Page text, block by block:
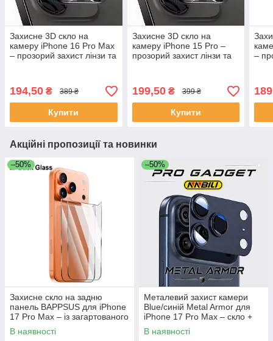
Захисне 3D скло на
камеру iPhone 16 Pro Max
– прозорий захист лінзи та
194,50 ₴ 389 ₴
Купити
Захисне 3D скло на
камеру iPhone 15 Pro –
прозорий захист лінзи та
199,50₴ 399 ₴
Купити
–
Акційні пропозиції та новинки
–50%
Захисне скло на задню
панель BAPPSUS для iPhone
17 Pro Max – із загартованого
скла (Back Glass Protector)
В наявності
–50%
Металевий захист камери
Blue/синій Metal Armor для
iPhone 17 Pro Max – скло +
сплав, накладка на лінзу
В наявності